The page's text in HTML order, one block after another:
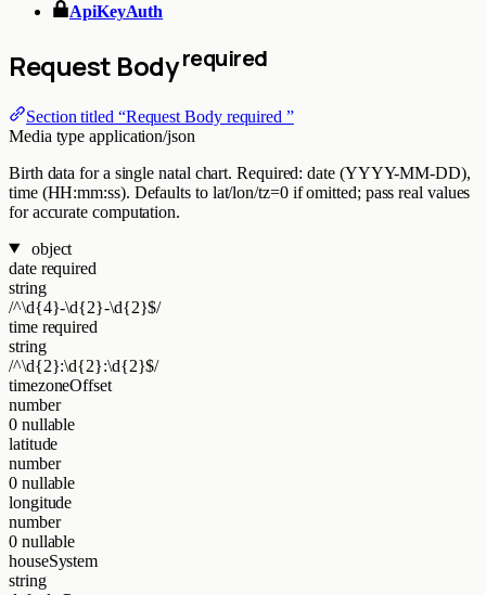
ApiKeyAuth
Request Bodyrequired
Section titled “Request Body required ”
Media type application/json
Birth data for a single natal chart. Required: date (YYYY-MM-DD),
time (HH:mm:ss). Defaults to lat/lon/tz=0 if omitted; pass real values
for accurate computation.
object
date required
string
/^\d{4}-\d{2}-\d{2}$/
time required
string
/^\d{2}:\d{2}:\d{2}$/
timezoneOffset
number
0 nullable
latitude
number
0 nullable
longitude
number
0 nullable
houseSystem
string